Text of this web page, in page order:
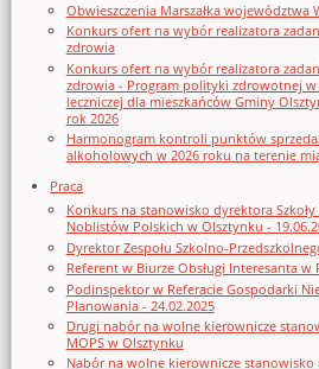
Obwieszczenia Marszałka województwa
Konkurs ofert na wybór realizatora
zdrowia
Konkurs ofert na wybór realizatora
zdrowia - Program polityki zdrowotnej w
leczniczej dla mieszkańców Gminy
rok 2026
Harmonogram kontroli punktów
alkoholowych w 2026 roku na terenie
Praca
Konkurs na stanowisko dyrektora
Noblistów Polskich w Olsztynku -
Dyrektor Zespołu Szkolno-
Referent w Biurze Obsługi Interesanta w
Podinspektor w Referacie Gospodarki
Planowania - 24.02.2025
Drugi nabór na wolne kierownicze
MOPS w Olsztynku
Nabór na wolne kierownicze stanowisko